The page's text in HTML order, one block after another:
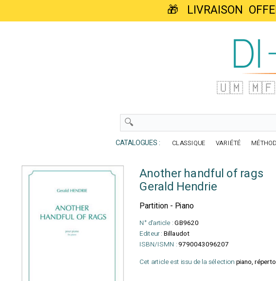
🎁 LIVRAISON
🇺🇲 🇲🇫
CATALOGUES : CLASSIQUE VARIÉTÉ
Another handful of rags
Gerald Hendrie
Partition - Piano
N° d'article :GB9620
Editeur : Billaudot
ISBN/ISMN :9790043096207
Cet article est issu de la sélection piano,